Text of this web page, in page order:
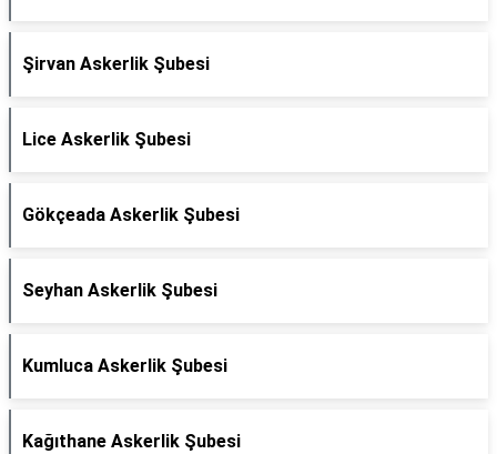
Şirvan Askerlik Şubesi
Lice Askerlik Şubesi
Gökçeada Askerlik Şubesi
Seyhan Askerlik Şubesi
Kumluca Askerlik Şubesi
Kağıthane Askerlik Şubesi